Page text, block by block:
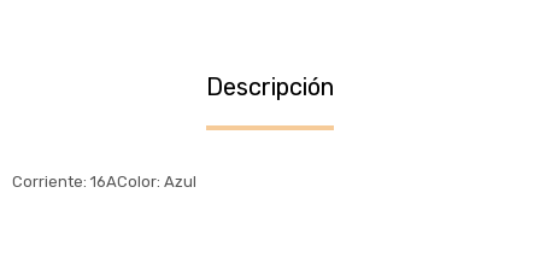
Descripción
Corriente: 16AColor: Azul